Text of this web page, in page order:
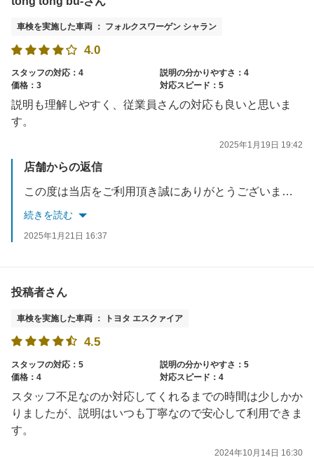
車検を実施した車両 ： フォルクスワーゲン シャラン
4.0
スタッフの対応：4
説明の分かりやすさ：4
価格：3
対応スピード：5
説明も理解しやすく、従業員さんの対応も良いと思いま
す。
2025年1月19日 19:42
店舗からの返信
この度は当店をご利用頂き誠にありがとうございます。またお褒めのお言葉ありがとうございます。お車でお困りの事がございましたらお声がけください。
続きを読む
2025年1月21日 16:37
投稿者さん
車検を実施した車両 ： トヨタ エスクァイア
4.5
スタッフの対応：5
説明の分かりやすさ：5
価格：4
対応スピード：4
スタッフ不足なのか対応してくれるまでの時間は少しかか
りましたが、説明はいつも丁寧なので安心して利用できま
す。
2024年10月14日 16:30